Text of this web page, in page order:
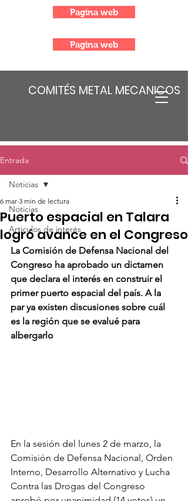
COMITÉS METAL MECANICOS
Pagina web
Pagina web
Entrada
Noticias
Articulos de interés
Noticias
Puerto espacial en Talara
logró avance en el Congreso
6 mar 3 min de lectura
La Comisión de Defensa Nacional del
Congreso ha aprobado un dictamen
que declara el interés en construir el
primer puerto espacial del país. A la
par ya existen discusiones sobre cuál
es la región que se evalué para
albergarlo
En la sesión del lunes 2 de marzo, la
Comisión de Defensa Nacional, Orden
Interno, Desarrollo Alternativo y Lucha
Contra las Drogas del Congreso